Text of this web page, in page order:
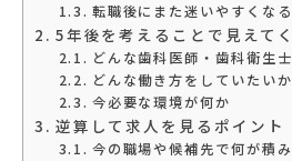
転職後にまた迷いやすくな
5年後を考えることで見えて
どんな歯科医師・歯科衛生
どんな働き方をしていたいか
今必要な環境が何か
逆算して求人を見るポイント
今の職場や候補先で何が積